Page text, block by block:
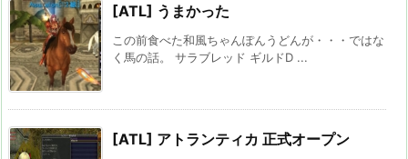
[ATL] うまかった
この前食べた和風ちゃんぽんうどんが・・・ではな
く馬の話。 サラブレッド ギルドD ...
[ATL] アトランティカ 正式オープン